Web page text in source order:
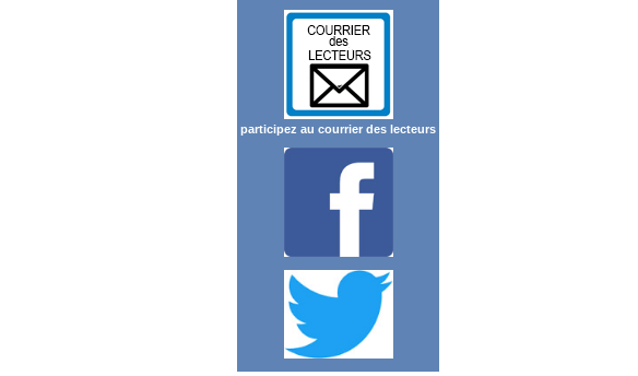
participez au courrier des lecteurs